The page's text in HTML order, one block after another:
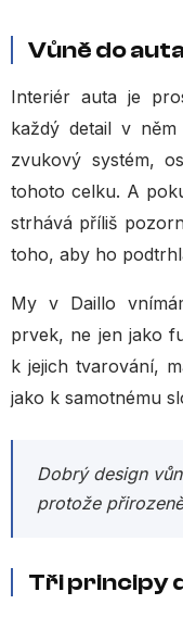
Vůně do
Interiér auta je
každý detail v
zvukový systém,
tohoto celku. A
strhává příliš
toho, aby ho
My v Daillo
prvek, ne jen jako
k jejich tvarování,
jako k samotnému
Dobrý design
protože
Tři principy